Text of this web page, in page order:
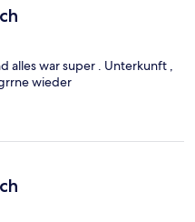
alles war super . Unterkunft ,
wieder